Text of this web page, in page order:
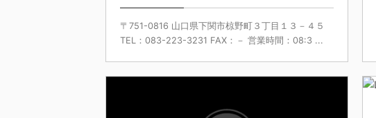
〒751-0816 山口県下関市椋野町３丁目１３－４５
TEL：083-223-3231 FAX：－ 営業時間：08:3 ...